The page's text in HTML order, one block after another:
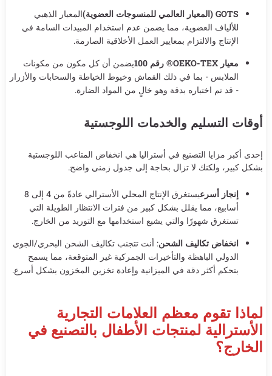
GOTS (المعيار العالمي للمنسوجات العضوية)
المعيار الذهبي
للألياف العضوية، مما يضمن عدم استخدام المبيدات السامة في
الإنتاج والالتزام بمعايير العمل الأخلاقية الصارمة.
معيار OEKO-TEX® رقم 100
يضمن أن كل مكون من مكونات
الملابس - بما في ذلك القماش وخيوط الخياطة والسحابات والأزرار
- قد تم اختباره بدقة وهو خالٍ من المواد الضارة.
أوقات التسليم والخدمات اللوجستية
إحدى أكبر مزايا التصنيع في أستراليا هي انخفاض المتاعب اللوجستية
بشكل كبير، ولكنك لا تزال بحاجة إلى جدول زمني واضح.
إنجاز أسرع
يستغرق الإنتاج المحلي الأسترالي عادةً من 4 إلى 8
أسابيع، مما يقلل بشكل كبير من فترات الانتظار الطويلة التي
تستغرق شهورًا والتي يشيع استخدامها مع التوريد من الخارج.
انخفاض تكاليف الشحن: أنت تتجنب تكاليف الشحن البحري/الجوي
الدولي الباهظة والتأخيرات الجمركية غير المتوقعة، مما يسمح
بتحكم أكثر دقة في الميزانية وإعادة تخزين المخزون بشكل أسرع.
لماذا تقوم معظم العلامات التجارية
الأسترالية لمنتجات الأطفال بالتصنيع في
الخارج؟